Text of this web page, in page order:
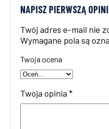
NAPISZ PIERWSZĄ
Twój adres e-mail nie
Wymagane pola są
Twoja ocena
Twoja opinia *